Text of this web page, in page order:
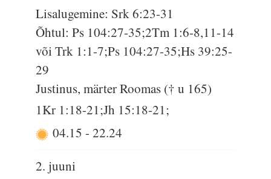
Lisalugemine: Srk 6:23-31
Õhtul: Ps 104:27-35;2Tm 1:6-8,11-14
või Trk 1:1-7;Ps 104:27-35;Hs 39:25-
29
Justinus, märter Roomas († u 165)
1Kr 1:18-21;Jh 15:18-21;
04.15 - 22.24
2. juuni